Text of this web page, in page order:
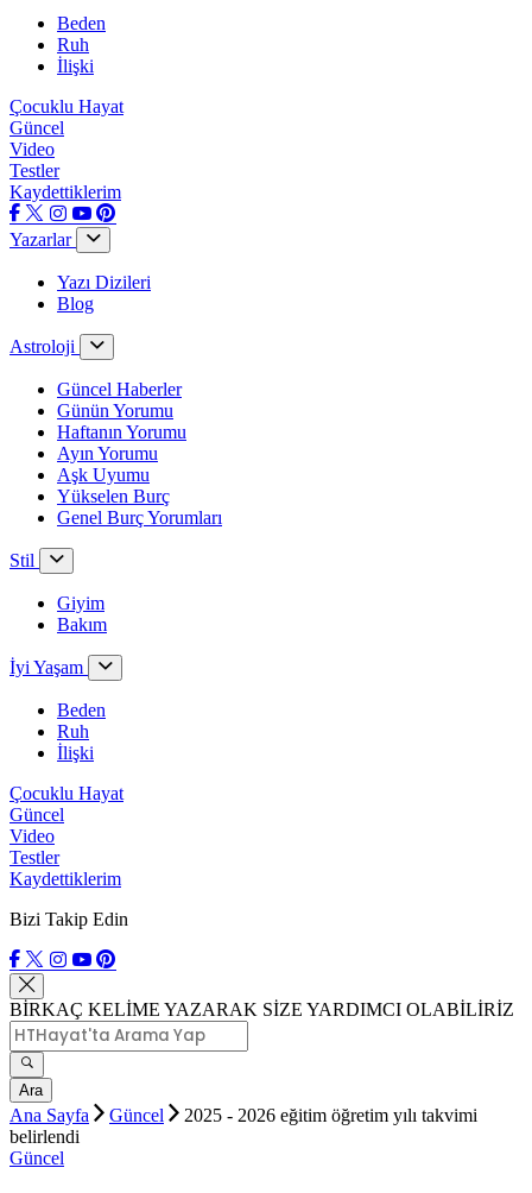
Beden
Ruh
İlişki
Çocuklu Hayat
Güncel
Video
Testler
Kaydettiklerim
Yazarlar
Yazı Dizileri
Blog
Astroloji
Güncel Haberler
Günün Yorumu
Haftanın Yorumu
Ayın Yorumu
Aşk Uyumu
Yükselen Burç
Genel Burç Yorumları
Stil
Giyim
Bakım
İyi Yaşam
Beden
Ruh
İlişki
Çocuklu Hayat
Güncel
Video
Testler
Kaydettiklerim
Bizi Takip Edin
BİRKAÇ KELİME YAZARAK SİZE YARDIMCI OLABİLİRİZ
Ara
Ana Sayfa Güncel
2025 - 2026 eğitim öğretim yılı takvimi
belirlendi
Güncel